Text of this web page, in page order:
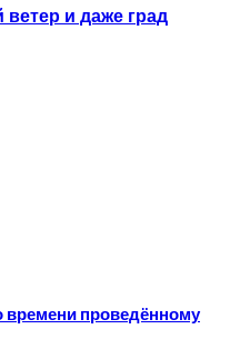
и даже град
времени проведённому